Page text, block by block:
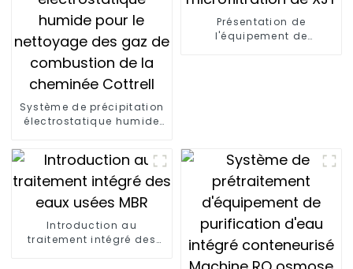
Système de précipitation
électrostatique humide
gaz de combustion de la
cheminée Cottrell
Présentation de
l'équipement de
Introduction au
traitement intégré des